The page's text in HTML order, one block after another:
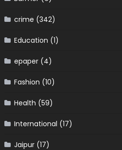
crime (342)
Education (1)
epaper(4)
Fashion (10)
Health (59)
International (17)
Jaipur(17)